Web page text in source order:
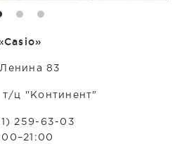
83
т/ц "Континент"
259-63-03